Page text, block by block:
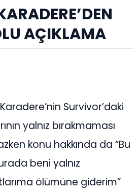
AÇIKLAMA
Survivor’daki
yalnız bırakmaması
konu hakkında da “Bu
beni yalnız
ölümüne giderim”